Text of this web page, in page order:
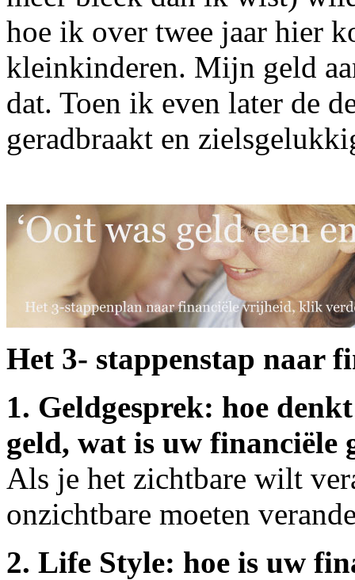
hoe ik over twee jaar hier
kleinkinderen. Mijn geld
dat. Toen ik even later de
geradbraakt en
Het 3- stappenstap naar
1. Geldgesprek: hoe
geld, wat is uw financiële
Als je het zichtbare wilt
onzichtbare moeten
2. Life Style: hoe is uw